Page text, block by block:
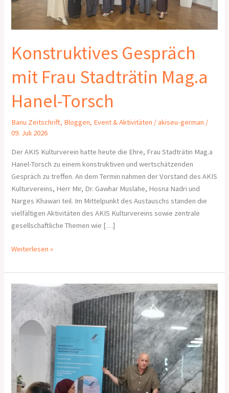
Konstruktives Gespräch
mit Frau Stadträtin Mag.a
Hanel-Torsch
Banu Zeitschrift, Bloggen, Event & Aktivitäten /akiseu-german /
09. Juli 2026
Der AKIS Kulturverein hatte heute die Ehre, Frau Stadträtin Mag.a
Hanel-Torsch zu einem konstruktiven und wertschätzenden
Gespräch zu treffen. An dem Termin nahmen der Vorstand des AKIS
Kulturvereins, Herr Mir, Dr. Gawhar Muslahe, Hosna Nadri und
Narges Khawari teil. Im Mittelpunkt des Austauschs standen die
vielfältigen Aktivitäten des AKIS Kulturvereins sowie zentrale
gesellschaftliche Themen wie […]
Hanel-
Weiterlesen »
GEMEINSAM
GEGEN
GEWALT
UND
RADIKALISIERUNG
Frauen,
Linz